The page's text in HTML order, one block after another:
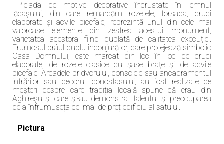
Pleiada de motive decorative încrustate în lemnul
lăcașului, din care remarcăm rozetele, torsada, cruci
elaborate și acvile bicefale, reprezintă unul din cele mai
valoroase elemente din zestrea acestui monument,
varietatea acestora fiind dublată de calitatea execuției.
Frumosul brâul dublu înconjurător, care protejează simbolic
Casa Domnului, este marcat din loc în loc de cruci
elaborate, de rozete clasice cu șase brațe și de acvile
bicefale. Arcadele pridvorului, consolele sau ancadramentul
intrărilor sau decorul iconostasului, au fost realizate de
meșteri despre care tradiția locală spune că erau din
Aghireșu și care și-au demonstrat talentul și preocuparea
de a înfrumuseța cel mai de preț edificiu al satului.
Pictura